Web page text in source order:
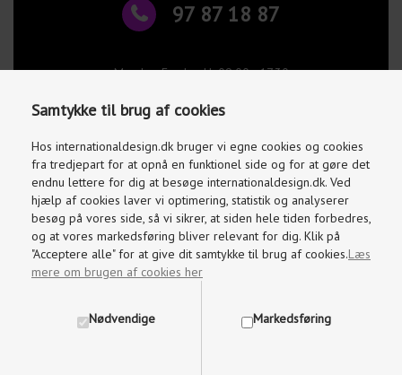
Samtykke til brug af cookies
Hos internationaldesign.dk bruger vi egne cookies og cookies
fra tredjepart for at opnå en funktionel side og for at gøre det
endnu lettere for dig at besøge internationaldesign.dk. Ved
hjælp af cookies laver vi optimering, statistik og analyserer
besøg på vores side, så vi sikrer, at siden hele tiden forbedres,
og at vores markedsføring bliver relevant for dig. Klik på
"Acceptere alle" for at give dit samtykke til brug af cookies.Læs
mere om brugen af cookies her
Nødvendige Markedsføring
97 87 18 87
Mandag-Fredag kl. 09.00 - 17.30
info@internationaldesign.dk